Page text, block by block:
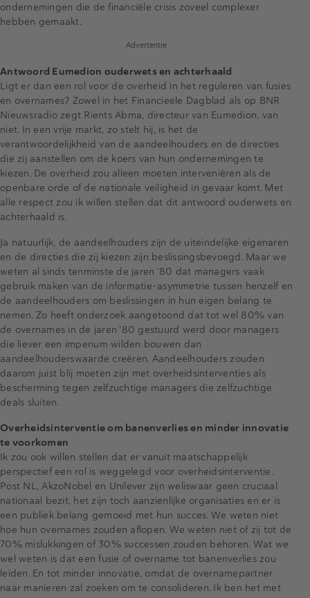
ondernemingen die de financiële crisis zoveel complexer
hebben gemaakt.
Advertentie
Antwoord Eumedion ouderwets en achterhaald
Ligt er dan een rol voor de overheid in het reguleren van fusies
en overnames? Zowel in het Financieele Dagblad als op BNR
Nieuwsradio zegt Rients Abma, directeur van Eumedion, van
niet. In een vrije markt, zo stelt hij, is het de
verantwoordelijkheid van de aandeelhouders en de directies
die zij aanstellen om de koers van hun ondernemingen te
kiezen. De overheid zou alleen moeten interveniëren als de
openbare orde of de nationale veiligheid in gevaar komt. Met
alle respect zou ik willen stellen dat dit antwoord ouderwets en
achterhaald is.
Ja natuurlijk, de aandeelhouders zijn de uiteindelijke eigenaren
en de directies die zij kiezen zijn beslissingsbevoegd. Maar we
weten al sinds tenminste de jaren ‘80 dat managers vaak
gebruik maken van de informatie-asymmetrie tussen henzelf en
de aandeelhouders om beslissingen in hun eigen belang te
nemen. Zo heeft onderzoek aangetoond dat tot wel 80% van
de overnames in de jaren ‘80 gestuurd werd door managers
die liever een imperium wilden bouwen dan
aandeelhouderswaarde creëren. Aandeelhouders zouden
daarom juist blij moeten zijn met overheidsinterventies als
bescherming tegen zelfzuchtige managers die zelfzuchtige
deals sluiten.
Overheidsinterventie om banenverlies en minder innovatie
te voorkomen
Ik zou ook willen stellen dat er vanuit maatschappelijk
perspectief een rol is weggelegd voor overheidsinterventie.
Post NL, AkzoNobel en Unilever zijn weliswaar geen cruciaal
nationaal bezit, het zijn toch aanzienlijke organisaties en er is
een publiek belang gemoeid met hun succes. We weten niet
hoe hun overnames zouden aflopen. We weten niet of zij tot de
70% mislukkingen of 30% successen zouden behoren. Wat we
wel weten is dat een fusie of overname tot banenverlies zou
leiden. En tot minder innovatie, omdat de overnamepartner
naar manieren zal zoeken om te consolideren. Ik ben het met